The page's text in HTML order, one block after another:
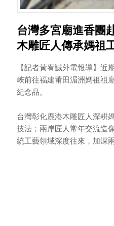
台灣多宮廟進香團
木雕匠人傳承媽祖
【記者黃宥誠外電報導】
峽前往福建莆田湄洲媽祖祖
紀念品。
台灣彰化鹿港木雕匠人深耕
技法；兩岸匠人常年交流造
統工藝領域深度往來，加深